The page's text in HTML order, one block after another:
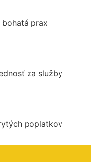
bohatá prax
za služby
poplatkov